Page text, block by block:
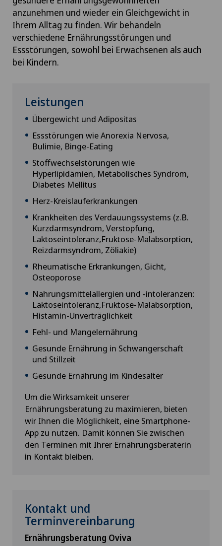
anzunehmen und wieder ein Gleichgewicht in
Ihrem Alltag zu finden. Wir behandeln
verschiedene Ernährungsstörungen und
Essstörungen, sowohl bei Erwachsenen als auch
bei Kindern.
Leistungen
Übergewicht und Adipositas
Essstörungen wie Anorexia Nervosa,
Bulimie, Binge-Eating
Stoffwechselstörungen wie
Hyperlipidämien, Metabolisches Syndrom,
Diabetes Mellitus
Herz-Kreislauferkrankungen
Krankheiten des Verdauungssystems (z.B.
Kurzdarmsyndrom, Verstopfung,
Laktoseintoleranz,Fruktose-Malabsorption,
Reizdarmsyndrom, Zöliakie)
Rheumatische Erkrankungen, Gicht,
Osteoporose
Nahrungsmittelallergien und -intoleranzen:
Laktoseintoleranz,Fruktose-Malabsorption,
Histamin-Unverträglichkeit
Fehl- und Mangelernährung
Gesunde Ernährung in Schwangerschaft
und Stillzeit
Gesunde Ernährung im Kindesalter
Um die Wirksamkeit unserer
Ernährungsberatung zu maximieren, bieten
wir Ihnen die Möglichkeit, eine Smartphone-
App zu nutzen. Damit können Sie zwischen
den Terminen mit Ihrer Ernährungsberaterin
in Kontakt bleiben.
Kontakt und
Terminvereinbarung
Ernährungsberatung Oviva